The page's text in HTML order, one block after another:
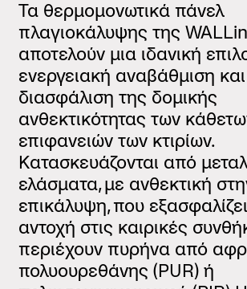
Τα θερμομονωτικά πάνελ
πλαγιοκάλυψης της
αποτελούν μια ιδανική
ενεργειακή αναβάθμιση
διασφάλιση της δομικής
ανθεκτικότητας των
επιφανειών των κτιρίων.
Κατασκευάζονται από
ελάσματα, με ανθεκτική
επικάλυψη, που
αντοχή στις καιρικές
περιέχουν πυρήνα από
πολυουρεθάνης (PUR) ή